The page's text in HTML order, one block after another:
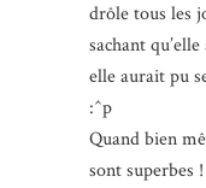
drôle tous les
sachant
elle aurait pu
:^p
Quand bien
sont superbes !